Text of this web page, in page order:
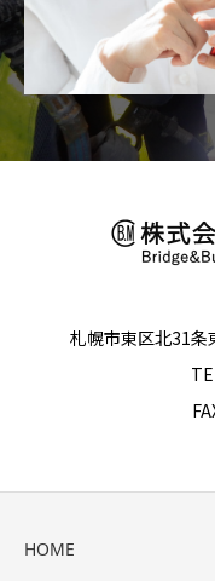
札幌市東区北31条
HOME